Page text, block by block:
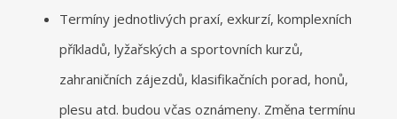
Termíny jednotlivých praxí, exkurzí, komplexních
příkladů, lyžařských a sportovních kurzů,
zahraničních zájezdů, klasifikačních porad, honů,
plesu atd. budou včas oznámeny. Změna termínu